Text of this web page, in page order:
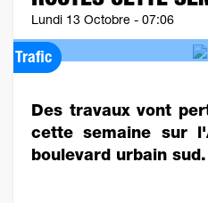
Lundi 13 Octobre - 07:06
Trafic
Des travaux vont
cette semaine sur
boulevard urbain sud.